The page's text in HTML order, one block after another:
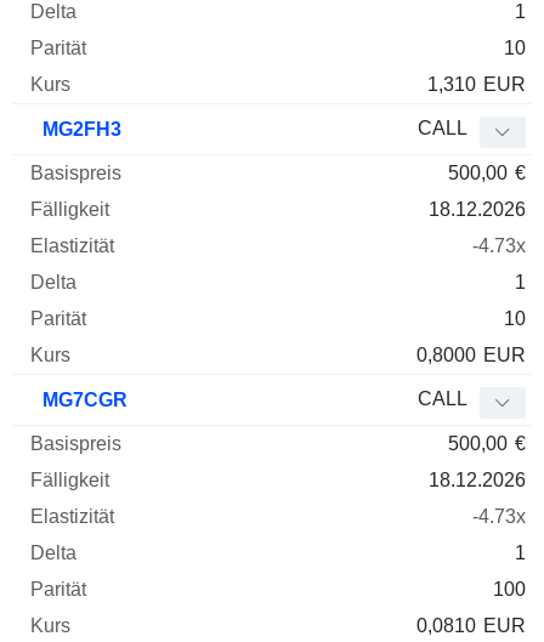
1
10
1,310 EUR
MG2FH3 CALL
500,00 €
18.12.2026
-4.73x
1
10
0,8000 EUR
MG7CGR CALL
500,00 €
18.12.2026
-4.73x
1
100
0,0810 EUR